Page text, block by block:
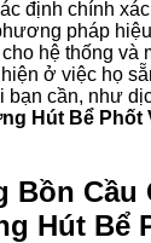
định chính
pháp
hệ thống và
ở việc họ
bạn cần, như
Hút Bể Phốt
Bồn Cầu
Hút Bể